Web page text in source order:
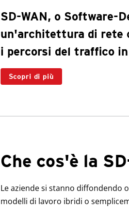
SD-WAN, o Software-
un'architettura di rete
i percorsi del traffico
Scopri di più
Che cos'è la
Le aziende si stanno diffondendo
modelli di lavoro ibridi o